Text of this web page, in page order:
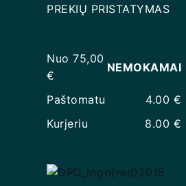
PREKIŲ PRISTATYMAS
Nuo 75,00
€
NEMOKAMAI
Paštomatu
4.00 €
Kurjeriu
8.00 €